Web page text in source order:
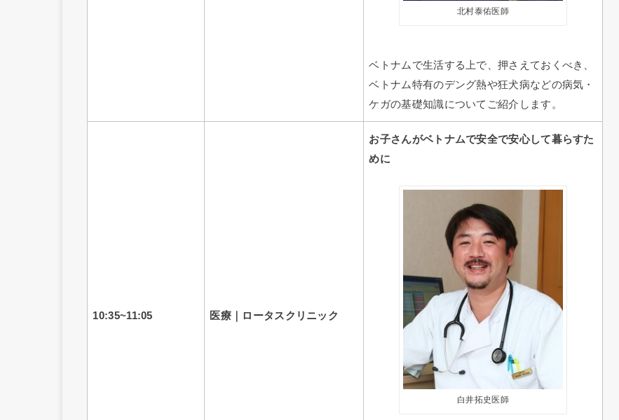
北村泰佑医師
ベトナムで生活する上で、押さえておくべき、
ベトナム特有のデング熱や狂犬病などの病気・
ケガの基礎知識についてご紹介します。
10:35~11:05 医療｜ロータスクリニック
お子さんがベトナムで安全で安心して暮らすた
めに
白井拓史医師